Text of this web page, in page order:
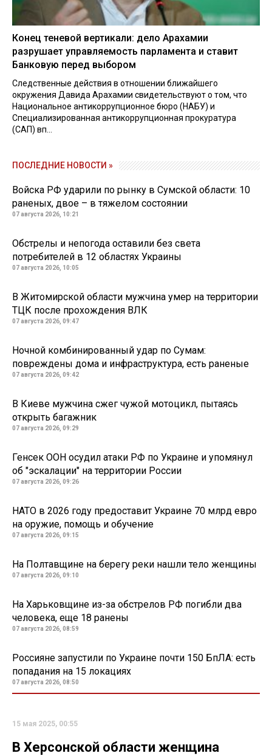
Конец теневой вертикали: дело Арахамии
разрушает управляемость парламента и ставит
Банковую перед выбором
Следственные действия в отношении ближайшего
окружения Давида Арахамии свидетельствуют о том, что
Национальное антикоррупционное бюро (НАБУ) и
Специализированная антикоррупционная прокуратура
(САП) вп...
ПОСЛЕДНИЕ НОВОСТИ »
Войска РФ ударили по рынку в Сумской области: 10
раненых, двое – в тяжелом состоянии
07 августа 2026, 10:21
Обстрелы и непогода оставили без света
потребителей в 12 областях Украины
07 августа 2026, 10:05
В Житомирской области мужчина умер на территории
ТЦК после прохождения ВЛК
07 августа 2026, 09:47
Ночной комбинированный удар по Сумам:
повреждены дома и инфраструктура, есть раненые
07 августа 2026, 09:42
В Киеве мужчина сжег чужой мотоцикл, пытаясь
открыть багажник
07 августа 2026, 09:29
Генсек ООН осудил атаки РФ по Украине и упомянул
об "эскалации" на территории России
07 августа 2026, 09:26
НАТО в 2026 году предоставит Украине 70 млрд евро
на оружие, помощь и обучение
07 августа 2026, 09:15
На Полтавщине на берегу реки нашли тело женщины
07 августа 2026, 09:10
На Харьковщине из-за обстрелов РФ погибли два
человека, еще 18 ранены
07 августа 2026, 08:59
Россияне запустили по Украине почти 150 БпЛА: есть
попадания на 15 локациях
07 августа 2026, 08:50
15 мая 2025, 00:55
В Херсонской области женщина